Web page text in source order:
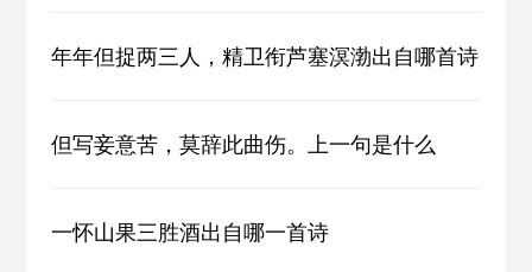
年年但捉两三人，精卫衔芦塞溟渤出自哪首诗
但写妾意苦，莫辞此曲伤。上一句是什么
一怀山果三胜酒出自哪一首诗